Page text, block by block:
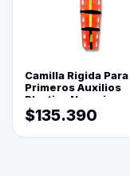
Camilla Rigida Para
Primeros Auxilios
Plastica Naranja
$135.390